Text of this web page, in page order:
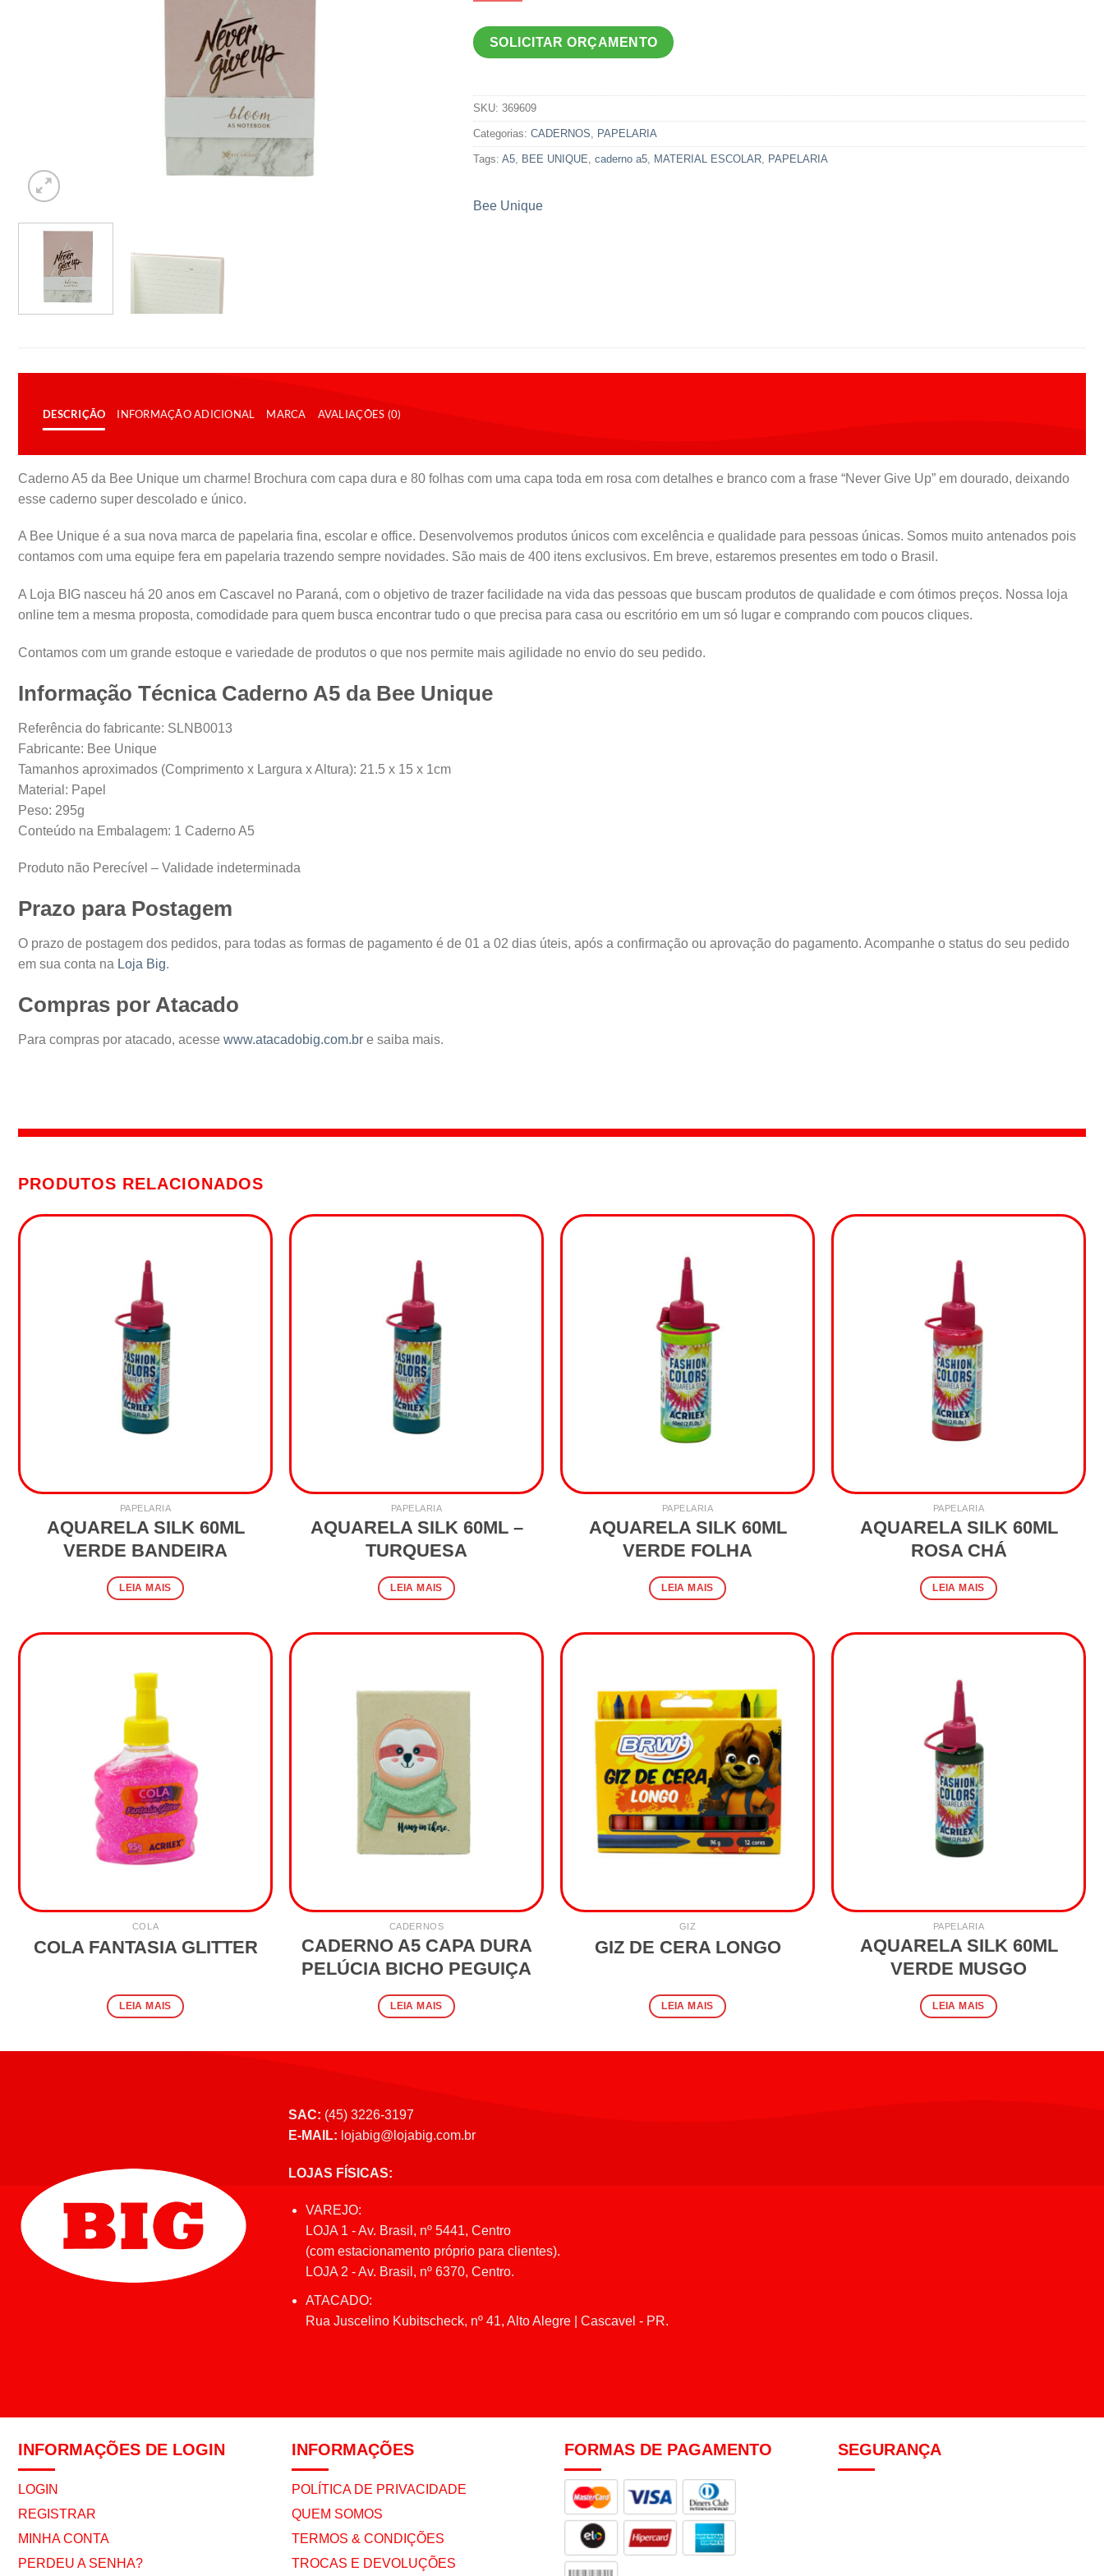
SOLICITAR ORÇAMENTO
SKU:369609
Categorias:CADERNOS, PAPELARIA
Tags:A5, BEE UNIQUE,caderno a5, MATERIAL ESCOLAR, PAPELARIA
Bee Unique
DESCRIÇÃO INFORMAÇÃO ADICIONAL MARCA AVALIAÇÕES (0)
Caderno A5 da Bee Unique um charme! Brochura com capa dura e 80 folhas com uma capa toda em rosa com detalhes e branco com a frase “Never Give Up” em dourado, deixando
esse caderno super descolado e único.
A Bee Unique é a sua nova marca de papelaria fina, escolar e office. Desenvolvemos produtos únicos com excelência e qualidade para pessoas únicas. Somos muito antenados pois
contamos com uma equipe fera em papelaria trazendo sempre novidades. São mais de 400 itens exclusivos. Em breve, estaremos presentes em todo o Brasil.
A Loja BIG nasceu há 20 anos em Cascavel no Paraná, com o objetivo de trazer facilidade na vida das pessoas que buscam produtos de qualidade e com ótimos preços. Nossa loja
online tem a mesma proposta, comodidade para quem busca encontrar tudo o que precisa para casa ou escritório em um só lugar e comprando com poucos cliques.
Contamos com um grande estoque e variedade de produtos o que nos permite mais agilidade no envio do seu pedido.
Informação Técnica Caderno A5 da Bee Unique
Referência do fabricante: SLNB0013
Fabricante: Bee Unique
Tamanhos aproximados (Comprimento x Largura x Altura): 21.5 x 15 x 1cm
Material: Papel
Peso: 295g
Conteúdo na Embalagem: 1 Caderno A5
Produto não Perecível – Validade indeterminada
Prazo para Postagem
O prazo de postagem dos pedidos, para todas as formas de pagamento é de 01 a 02 dias úteis, após a confirmação ou aprovação do pagamento. Acompanhe o status do seu pedido
em sua conta na Loja Big.
Compras por Atacado
Para compras por atacado, acesse www.atacadobig.com.br e saiba mais.
PRODUTOS RELACIONADOS
PAPELARIA
AQUARELA SILK 60ML
VERDE BANDEIRA
LEIA MAIS
PAPELARIA
AQUARELA SILK 60ML –
TURQUESA
LEIA MAIS
PAPELARIA
AQUARELA SILK 60ML
VERDE FOLHA
LEIA MAIS
PAPELARIA
AQUARELA SILK 60ML
ROSA CHÁ
LEIA MAIS
COLA
COLA FANTASIA GLITTER
LEIA MAIS
CADERNOS
CADERNO A5 CAPA DURA
PELÚCIA BICHO PEGUIÇA
LEIA MAIS
GIZ
GIZ DE CERA LONGO
LEIA MAIS
PAPELARIA
AQUARELA SILK 60ML
VERDE MUSGO
LEIA MAIS
SAC: (45) 3226-3197
E-MAIL: lojabig@lojabig.com.br
LOJAS FÍSICAS:
VAREJO:
LOJA 1 - Av. Brasil, nº 5441, Centro
(com estacionamento próprio para clientes).
LOJA 2 - Av. Brasil, nº 6370, Centro.
ATACADO:
Rua Juscelino Kubitscheck, nº 41, Alto Alegre | Cascavel - PR.
INFORMAÇÕES DE LOGIN
LOGIN
REGISTRAR
MINHA CONTA
PERDEU A SENHA?
INFORMAÇÕES
POLÍTICA DE PRIVACIDADE
QUEM SOMOS
TERMOS & CONDIÇÕES
TROCAS E DEVOLUÇÕES
FORMAS DE PAGAMENTO SEGURANÇA